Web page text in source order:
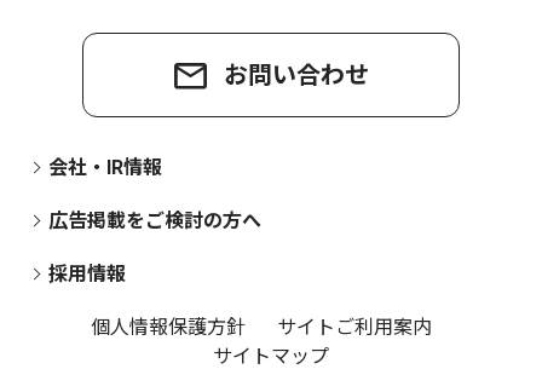
お問い合わせ
会社・IR情報
広告掲載をご検討の方へ
採用情報
個人情報保護方針
サイトご利用案内
サイトマップ